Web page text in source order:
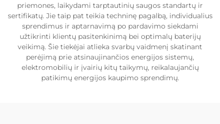
priemones, laikydami tarptautinių saugos standartų ir
sertifikatų. Jie taip pat teikia techninę pagalbą, individualius
sprendimus ir aptarnavimą po pardavimo siekdami
užtikrinti klientų pasitenkinimą bei optimalų baterijų
veikimą. Šie tiekėjai atlieka svarbų vaidmenį skatinant
perėjimą prie atsinaujinančios energijos sistemų,
elektromobilių ir įvairių kitų taikymų, reikalaujančių
patikimų energijos kaupimo sprendimų.